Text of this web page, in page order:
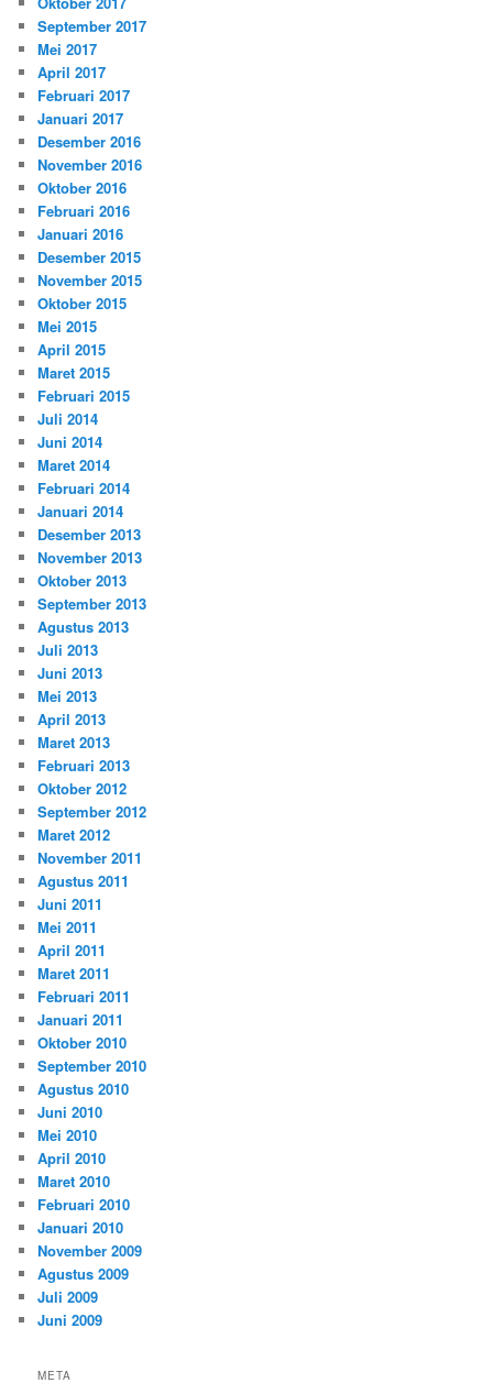
September 2017
Mei 2017
April 2017
Februari 2017
Januari 2017
Desember 2016
November 2016
Oktober 2016
Februari 2016
Januari 2016
Desember 2015
November 2015
Oktober 2015
Mei 2015
April 2015
Maret 2015
Februari 2015
Juli 2014
Juni 2014
Maret 2014
Februari 2014
Januari 2014
Desember 2013
November 2013
Oktober 2013
September 2013
Agustus 2013
Juli 2013
Juni 2013
Mei 2013
April 2013
Maret 2013
Februari 2013
Oktober 2012
September 2012
Maret 2012
November 2011
Agustus 2011
Juni 2011
Mei 2011
April 2011
Maret 2011
Februari 2011
Januari 2011
Oktober 2010
September 2010
Agustus 2010
Juni 2010
Mei 2010
April 2010
Maret 2010
Februari 2010
Januari 2010
November 2009
Agustus 2009
Juli 2009
Juni 2009
META